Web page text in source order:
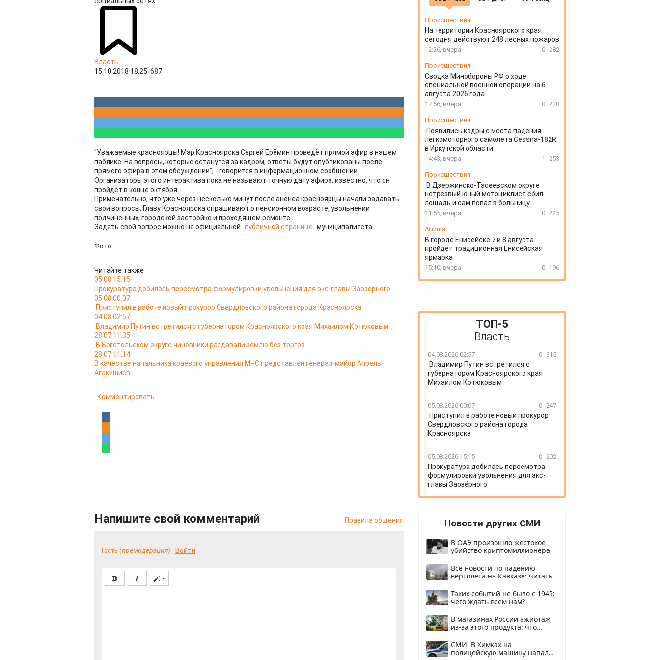
Власть
15.10.2018 18:25 687
"Уважаемые красноярцы! Мэр Красноярска Сергей Ерёмин проведёт прямой эфир в нашем
паблике. На вопросы, которые останутся за кадром, ответы будут опубликованы после
прямого эфира в этом обсуждении", - говорится в информационном сообщении.
Организаторы этого интерактива пока не называют точную дату эфира, известно, что он
пройдёт в конце октября.
Примечательно, что уже через несколько минут после анонса красноярцы начали задавать
свои вопросы. Главу Красноярска спрашивают о пенсионном возрасте, увольнении
подчинённых, городской застройке и проходящем ремонте.
Задать свой вопрос можно на официальной публичной странице муниципалитета.
Фото:
Читайте также
05.08 15:15
Прокуратура добилась пересмотра формулировки увольнения для экс-главы Заозёрного
05.08 00:07
Приступил в работе новый прокурор Свердловского района города Красноярска
04.08 02:57
Владимир Путин встретился с губернатором Красноярского края Михаилом Котюковым
28.07 11:35
В Боготольском округе чиновники раздавали землю без торгов
28.07 11:14
В качестве начальника краевого управления МЧС представлен генерал-майор Апрель
Агакишиев
Комментировать
Напишите свой комментарий Правила общения
Гость (премодерация) Войти
Происшествия
На территории Красноярского края
сегодня действуют 248 лесных пожаров
12:26, вчера 0 282
Происшествия
Сводка Минобороны РФ о ходе
специальной военной операции на 6
августа 2026 года
17:56, вчера 0 278
Происшествия
Появились кадры с места падения
легкомоторного самолёта Cessna-182R
в Иркутской области
14:43, вчера 1 253
Происшествия
В Дзержинско-Тасеевском округе
нетрезвый юный мотоциклист сбил
лощадь и сам попал в больницу
11:55, вчера 0 225
Афиша
В городе Енисейске 7 и 8 августа
пройдёт традиционная Енисейская
ярмарка
15:10, вчера 0 196
ТОП-5
Власть
04.08.2026 02:57 0 315
Владимир Путин встретился с
губернатором Красноярского края
Михаилом Котюковым
05.08.2026 00:07 0 247
Приступил в работе новый прокурор
Свердловского района города
Красноярска
05.08.2026 15:15 0 202
Прокуратура добилась пересмотра
формулировки увольнения для экс-
главы Заозёрного
Новости других СМИ
В ОАЭ произошло жестокое
убийство криптомиллионера
Все новости по падению
вертолета на Кавказе: читать
Таких событий не было с 1945:
чего ждать всем нам?
В магазинах России ажиотаж
из-за этого продукта: что
СМИ: В Химках на
полицейскую машину напали